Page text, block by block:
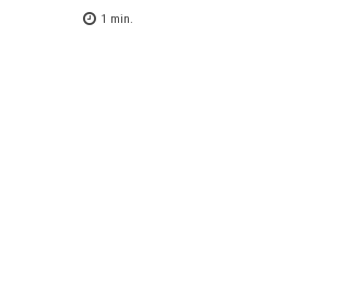
1 min.